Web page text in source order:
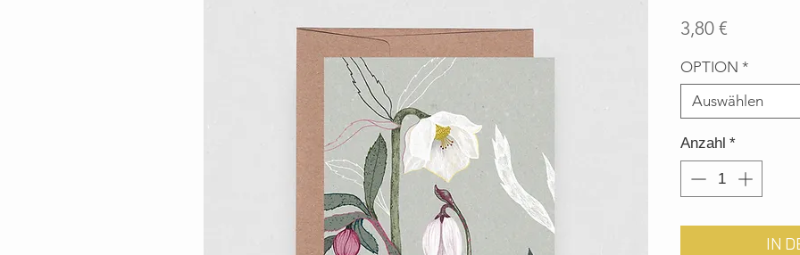
3,80 €
OPTION *
Auswählen
Anzahl *
IN